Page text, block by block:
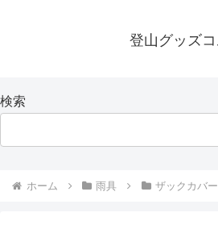
登山グッズ
検索
ホーム 雨具 ザックカバー